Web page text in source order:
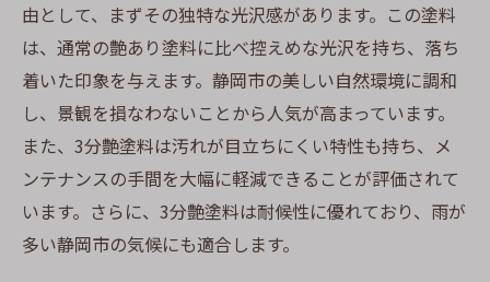
維持が難しい艶あり塗料のメンテナンス
艶あり塗料がもたらす見た目の変化
艶あり塗料の選び方で考慮すべき要素
3分艶塗料との比較で分かる艶あり塗料の弱
点
静岡市でおすすめの3分艶塗料の選び方
価格と品質で選ぶ3分艶塗料
由として、まずその独特な光沢感があります。この塗料
は、通常の艶あり塗料に比べ控えめな光沢を持ち、落ち
着いた印象を与えます。静岡市の美しい自然環境に調和
し、景観を損なわないことから人気が高まっています。
また、3分艶塗料は汚れが目立ちにくい特性も持ち、メ
ンテナンスの手間を大幅に軽減できることが評価されて
います。さらに、3分艶塗料は耐候性に優れており、雨が
多い静岡市の気候にも適合します。